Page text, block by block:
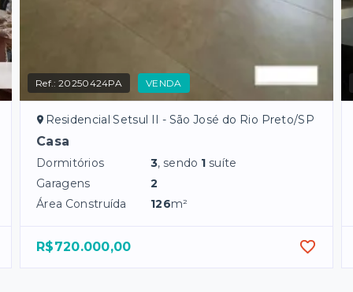
Ref.:20250424PA VENDA
Residencial Setsul II - São José do Rio Preto/SP
Casa
Dormitórios 3, sendo 1 suíte
Garagens
2
Área Construída
126m²
R$720.000,00